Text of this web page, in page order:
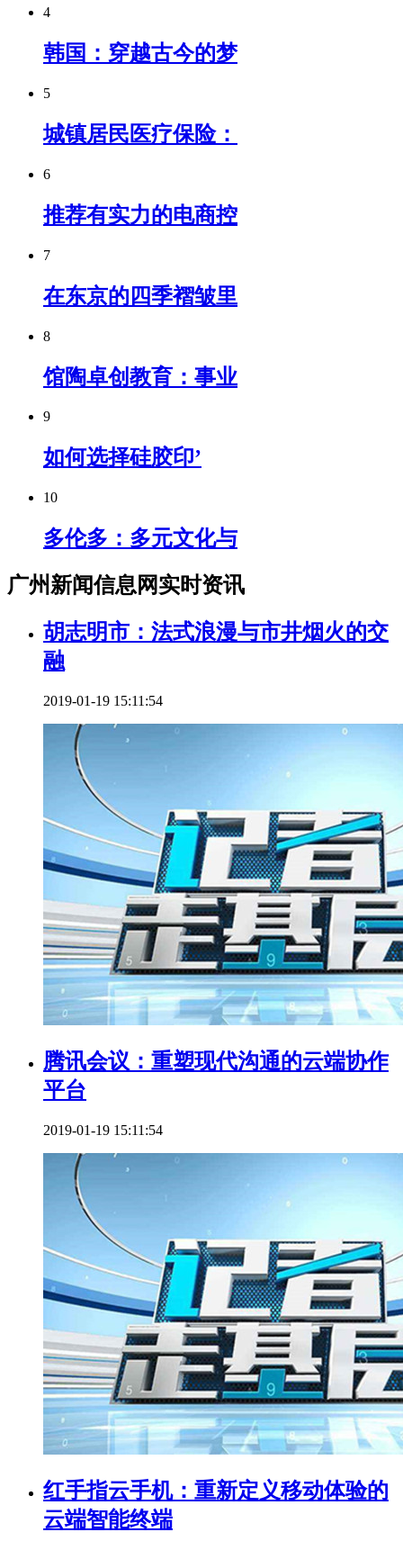
4
韩国：穿越古今的梦
5
城镇居民医疗保险：
6
推荐有实力的电商控
7
在东京的四季褶皱里
8
馆陶卓创教育：事业
9
如何选择硅胶印’
10
多伦多：多元文化与
广州新闻信息网实时资讯
胡志明市：法式浪漫与市井烟火的交
融
2019-01-19 15:11:54
腾讯会议：重塑现代沟通的云端协作
平台
2019-01-19 15:11:54
红手指云手机：重新定义移动体验的
云端智能终端